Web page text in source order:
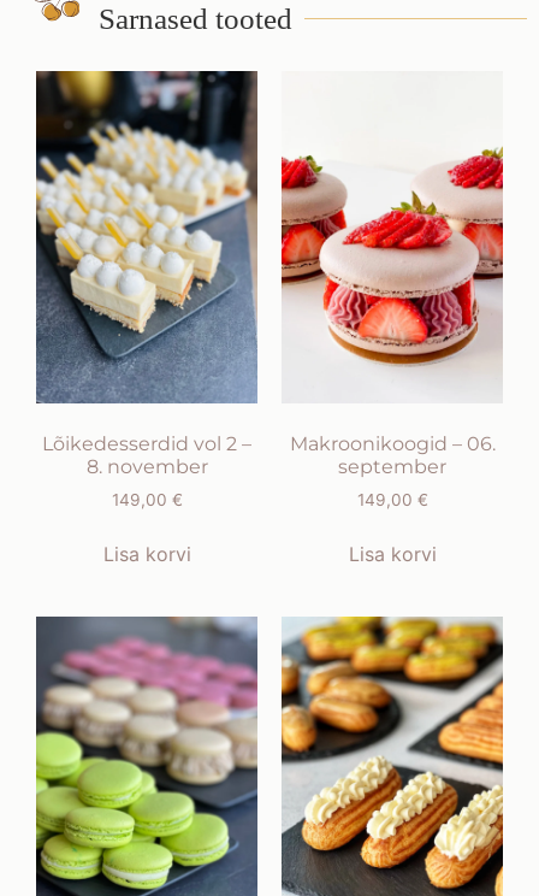
Sarnased tooted
Lõikedesserdid vol 2 –
8. november
149,00 €
Lisa korvi
Makroonikoogid – 06.
september
149,00 €
Lisa korvi